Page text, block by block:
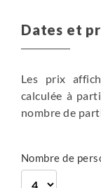
Dates et
Les prix
calculée à
nombre de
Nombre de